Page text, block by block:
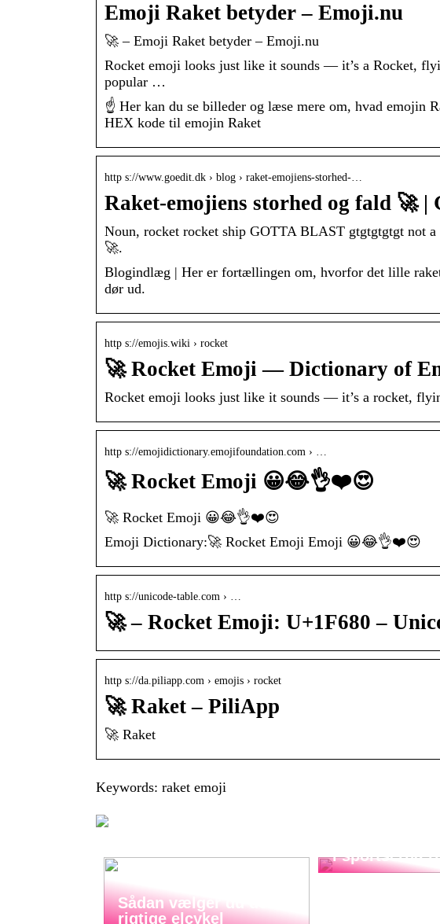
Emoji Raket betyder – Emoji.nu
🚀 – Emoji Raket betyder – Emoji.nu
Rocket emoji looks just like it sounds — it’s a Rocket,
popular …
☝ Her kan du se billeder og læse mere om, hvad emojin
HEX kode til emojin Raket
http s://www.goedit.dk › blog › raket-emojiens-storhed-…
Raket-emojiens storhed og fald 🚀 |
Noun, rocket rocket ship GOTTA BLAST gtgtgtgtgt not
🚀.
Blogindlæg | Her er fortællingen om, hvorfor det lille
dør ud.
http s://emojis.wiki › rocket
🚀 Rocket Emoji — Dictionary of
Rocket emoji looks just like it sounds — it’s a rocket,
http s://emojidictionary.emojifoundation.com › …
🚀 Rocket Emoji 😀😂👌❤️😍
🚀 Rocket Emoji 😀😂👌❤️😍
Emoji Dictionary:🚀 Rocket Emoji Emoji 😀😂👌❤️😍
http s://unicode-table.com › …
🚀 – Rocket Emoji: U+1F680 –
http s://da.piliapp.com › emojis › rocket
🚀 Raket – PiliApp
🚀 Raket
Keywords: raket emoji
Sådan vælger du den
rigtige elcykel
i